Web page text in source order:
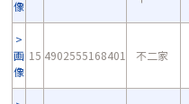
像
画
像
15 4902555168401 不二家